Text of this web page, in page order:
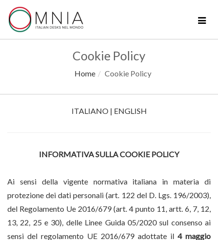
Cookie Policy
Home Cookie Policy
ITALIANO| ENGLISH
INFORMATIVA SULLA COOKIE POLICY
Ai sensi della vigente normativa italiana in materia di
protezione dei dati personali (art. 122 del D. Lgs. 196/2003),
del Regolamento Ue 2016/679 (art. 4 punto 11, artt. 6, 7, 12,
13, 22, 25 e 30), delle Linee Guida 05/2020 sul consenso ai
sensi del regolamento UE 2016/679 adottate il 4 maggio